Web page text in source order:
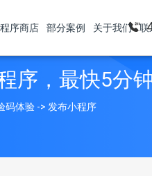
序商店 部分案例 关于我们 联
序，最快5分
码体验 -> 发布小程序